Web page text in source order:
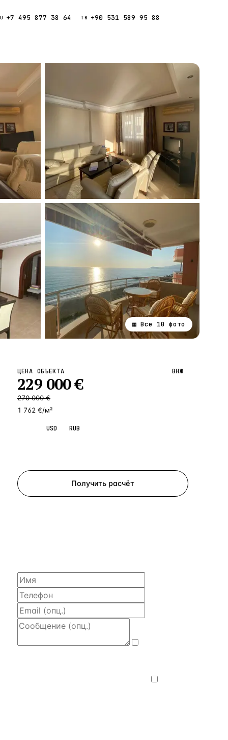
+7 495 877 38 64 TR +90 531 589 95 88
▦ Все 10 фото
ЦЕНА ОБЪЕКТА
229 000€
270 000 €
1 762 €/м²
ВНЖ
USD RUB
Получить расчёт